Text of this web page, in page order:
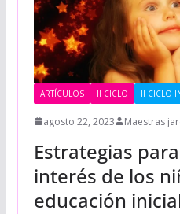
ARTÍCULOS II CICLO II CICLO
agosto 22, 2023 Maestras
Estrategias
interés de los
educación